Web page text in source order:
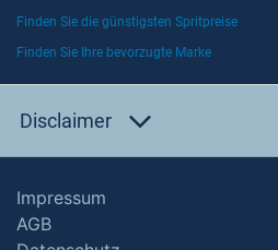
Finden Sie die günstigsten Spritpreise
Finden Sie Ihre bevorzugte Marke
Disclaimer
Impressum
AGB